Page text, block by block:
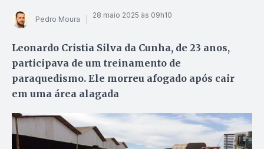
Pedro Moura 28 maio 2025 às 09h10
Leonardo Cristia Silva da Cunha, de 23 anos,
participava de um treinamento de
paraquedismo. Ele morreu afogado após cair
em uma área alagada